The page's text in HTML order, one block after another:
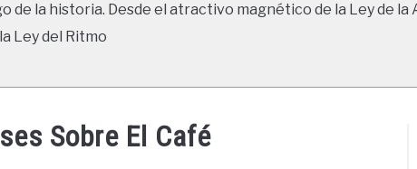
de la historia. Desde el atractivo magnético de la Ley de la
Ley del Ritmo
Sobre El Café